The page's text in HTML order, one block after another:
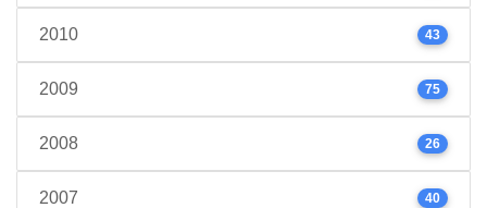
2010 43
2009 75
2008 26
2007 40